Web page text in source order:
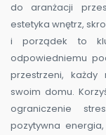
do aranżacji
estetyka wnętrz,
i porządek to
odpowiedniemu
przestrzeni,
swoim domu.
ograniczenie
pozytywna